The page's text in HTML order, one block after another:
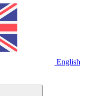
English